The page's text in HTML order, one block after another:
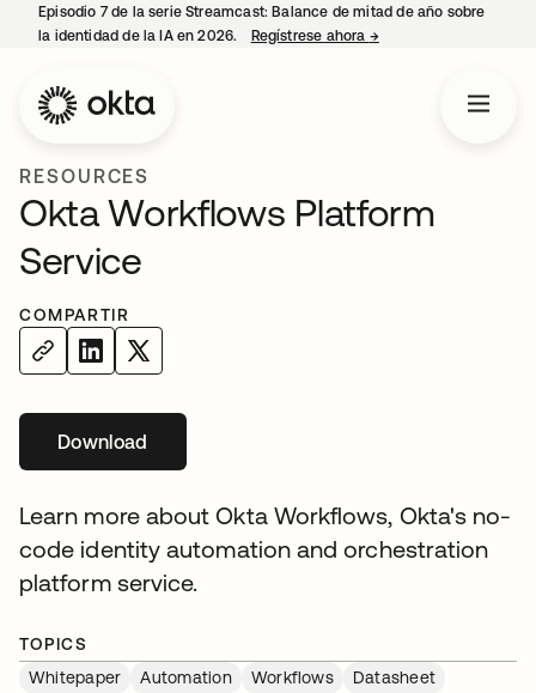
Episodio 7 de la serie Streamcast: Balance de mitad de año sobre
la identidad de la IA en 2026.
Regístrese ahora →se abre en una
RESOURCES
Okta Workflows Platform
Service
COMPARTIR
Downloadse abre en una pestaña nueva
Learn more about Okta Workflows, Okta's no-
code identity automation and orchestration
platform service.
TOPICS
Whitepaper
Automation Workflows
Datasheet